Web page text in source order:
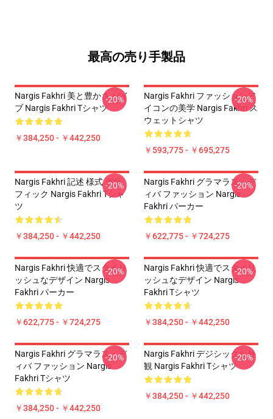
最高の売り手製品
Nargis Fakhri 美と豊かさ バイ
ブ Nargis Fakhri Tシャツ
￥384,250 - ￥442,250
-20%
Nargis Fakhri ファッションア
イコンの美学 Nargis Fakhri ス
ウェットシャツ
￥593,775 - ￥695,275
-20%
Nargis Fakhri 記述 様式 グラ
フィック Nargis Fakhri Tシャ
ツ
￥384,250 - ￥442,250
-20%
Nargis Fakhri グラマラス・デ
ィバ ファッション Nargis
Fakhri パーカー
￥622,775 - ￥724,275
-20%
Nargis Fakhri 快適でスタイリ
ッシュなデザイン Nargis
Fakhri パーカー
￥622,775 - ￥724,275
-20%
Nargis Fakhri 快適でスタイリ
ッシュなデザイン Nargis
Fakhri Tシャツ
￥384,250 - ￥442,250
-20%
Nargis Fakhri グラマラス・デ
ィバ ファッション Nargis
Fakhri Tシャツ
￥384,250 - ￥442,250
-20%
Nargis Fakhri デジシックな外
観 Nargis Fakhri Tシャツ
￥384,250 - ￥442,250
-20%